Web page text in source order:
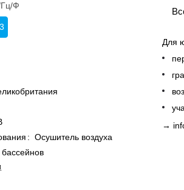
Гц/Ф
: Осушитель воздуха
бассейнов
Для
→